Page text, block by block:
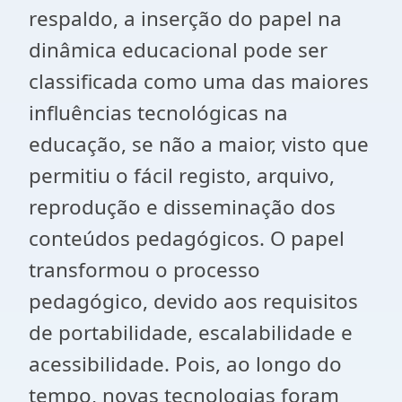
respaldo, a inserção do papel na
dinâmica educacional pode ser
classificada como uma das maiores
influências tecnológicas na
educação, se não a maior, visto que
permitiu o fácil registo, arquivo,
reprodução e disseminação dos
conteúdos pedagógicos. O papel
transformou o processo
pedagógico, devido aos requisitos
de portabilidade, escalabilidade e
acessibilidade. Pois, ao longo do
tempo, novas tecnologias foram